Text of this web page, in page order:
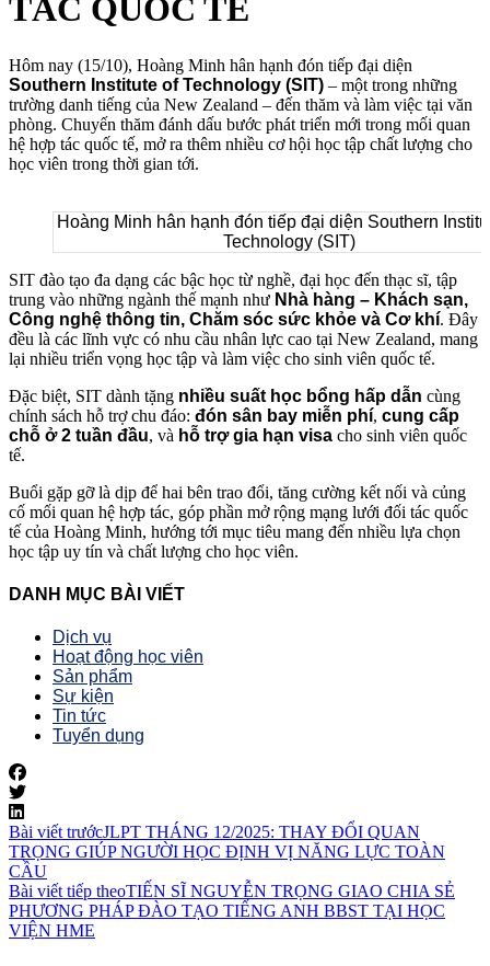
TÁC QUỐC TẾ
Hôm nay (15/10), Hoàng Minh hân hạnh đón tiếp đại diện
Southern Institute of Technology (SIT) – một trong những
trường danh tiếng của New Zealand – đến thăm và làm việc tại văn
phòng. Chuyến thăm đánh dấu bước phát triển mới trong mối quan
hệ hợp tác quốc tế, mở ra thêm nhiều cơ hội học tập chất lượng cho
học viên trong thời gian tới.
Hoàng Minh hân hạnh đón tiếp đại diện Southern
Technology (SIT)
SIT đào tạo đa dạng các bậc học từ nghề, đại học đến thạc sĩ, tập
trung vào những ngành thế mạnh như Nhà hàng – Khách sạn,
Công nghệ thông tin, Chăm sóc sức khỏe và Cơ khí. Đây
đều là các lĩnh vực có nhu cầu nhân lực cao tại New Zealand, mang
lại nhiều triển vọng học tập và làm việc cho sinh viên quốc tế.
Đặc biệt, SIT dành tặng nhiều suất học bổng hấp dẫn cùng
chính sách hỗ trợ chu đáo: đón sân bay miễn phí, cung cấp
chỗ ở 2 tuần đầu, và hỗ trợ gia hạn visa cho sinh viên quốc
tế.
Buổi gặp gỡ là dịp để hai bên trao đổi, tăng cường kết nối và củng
cố mối quan hệ hợp tác, góp phần mở rộng mạng lưới đối tác quốc
tế của Hoàng Minh, hướng tới mục tiêu mang đến nhiều lựa chọn
học tập uy tín và chất lượng cho học viên.
DANH MỤC BÀI VIẾT
Dịch vụ
Hoạt động học viên
Sản phẩm
Sự kiện
Tin tức
Tuyển dụng
Bài viết trướcJLPT THÁNG 12/2025: THAY ĐỔI QUAN
TRỌNG GIÚP NGƯỜI HỌC ĐỊNH VỊ NĂNG LỰC TOÀN
CẦU
Bài viết tiếp theoTIẾN SĨ NGUYỄN TRỌNG GIAO CHIA SẺ
PHƯƠNG PHÁP ĐÀO TẠO TIẾNG ANH BBST TẠI HỌC
VIỆN HME